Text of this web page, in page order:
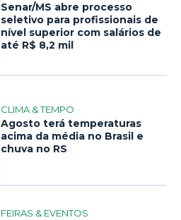
Senar/MS abre processo
seletivo para profissionais de
nível superior com salários de
até R$ 8,2 mil
CLIMA & TEMPO
Agosto terá temperaturas
acima da média no Brasil e
chuva no RS
FEIRAS & EVENTOS